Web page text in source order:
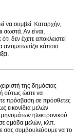
να συμβεί. Καταρχήν,
σωστά. Αν είναι,
δεν έχετε αποκλειστεί
αντιμετωπίζει κάποιο
της δημόσιας
ούτως ώστε να
πρόσβαση σε πρόσθετες
εικονίδια μελών
ηλεκτρονικού
ομάδα μελών, κλπ.
σας συμβουλεύουμε να το